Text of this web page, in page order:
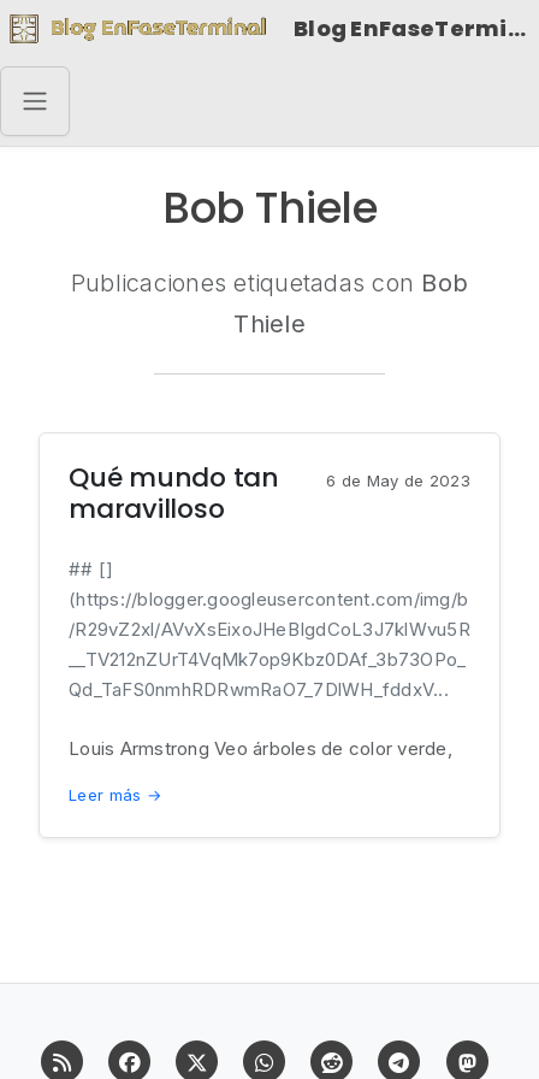
Blog EnFaseTerminal
Bob Thiele
Publicaciones etiquetadas con Bob
Thiele
Qué mundo tan
maravilloso
6 de May de 2023
## []
(https://blogger.googleusercontent.com/img/b
/R29vZ2xl/AVvXsEixoJHeBIgdCoL3J7klWvu5R
__TV212nZUrT4VqMk7op9Kbz0DAf_3b73OPo_
Qd_TaFS0nmhRDRwmRaO7_7DlWH_fddxV...
Louis Armstrong Veo árboles de color verde,
Leer más →
RSS FacebookX (Twitter)Whatsapp Reddit Telegram